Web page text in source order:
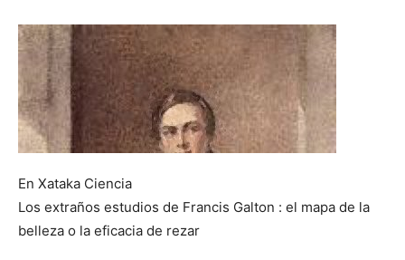
En Xataka Ciencia
Los extraños estudios de Francis Galton : el mapa de la
belleza o la eficacia de rezar